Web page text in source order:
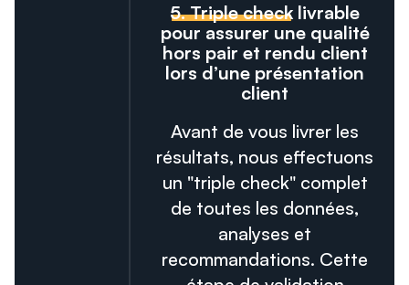
5. Triple check livrable
pour assurer une qualité
hors pair et rendu client
lors d’une présentation
client
Avant de vous livrer les
résultats, nous effectuons
un "triple check" complet
de toutes les données,
analyses et
recommandations. Cette